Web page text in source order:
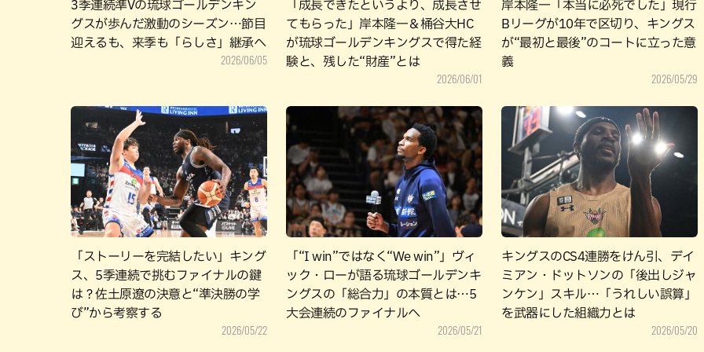
3季連続準Vの琉球ゴールデンキン
グスが歩んだ激動のシーズン…節目
迎えるも、来季も「らしさ」継承へ
2026/06/05
「成長できたというより、成長させ
てもらった」岸本隆一＆桶谷大HC
が琉球ゴールデンキングスで得た経
験と、残した“財産”とは
2026/06/01
岸本隆一「本当に必死でした」現行
Bリーグが10年で区切り、キングス
が“最初と最後”のコートに立った意
義
2026/05/29
「ストーリーを完結したい」キング
ス、5季連続で挑むファイナルの鍵
は？佐土原遼の決意と“準決勝の学
び”から考察する
2026/05/22
「“I win”ではなく“We win”」ヴィ
ック・ローが語る琉球ゴールデンキ
ングスの「総合力」の本質とは…5
大会連続のファイナルへ
2026/05/21
キングスのCS4連勝をけん引、デイ
ミアン・ドットソンの「後出しジャ
ンケン」スキル…「うれしい誤算」
を武器にした組織力とは
2026/05/20